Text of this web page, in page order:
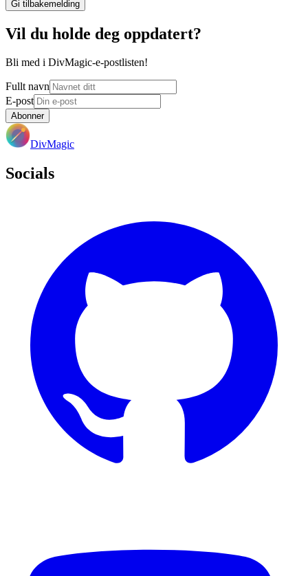
Gi tilbakemelding
Vil du holde deg oppdatert?
Bli med i DivMagic-e-postlisten!
Fullt navn
E-post
Abonner
DivMagic
Socials